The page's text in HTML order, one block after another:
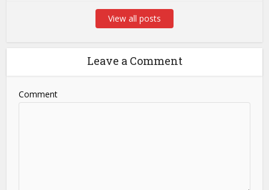
View all posts
Leave a Comment
Comment